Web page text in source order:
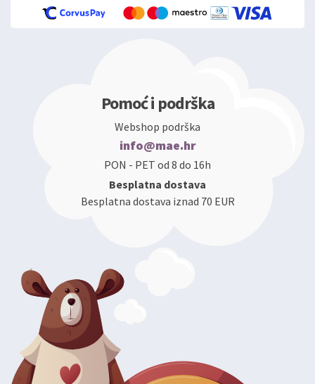
Pomoć i podrška
Webshop podrška
info@mae.hr
PON - PET od 8 do 16h
Besplatna dostava
Besplatna dostava iznad 70 EUR